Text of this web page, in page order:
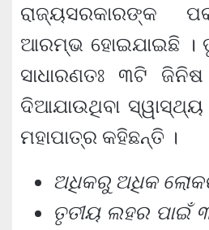
ରାଜ୍ୟସରକାରଙ୍କ
ଆରମ୍ଭ ହୋଇଯାଇଛି ।
ସାଧାରଣତଃ ୩ଟି
ଦିଆଯାଉଥିବା
ମହାପାତ୍ର କହିଛନ୍ତି ।
ଅଧିକରୁ ଅଧିକ
ତୃତୀୟ ଲହର ପାଇଁ